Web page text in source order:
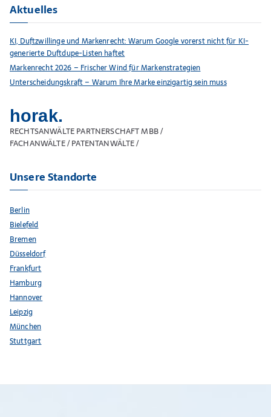
Aktuelles
KI, Duftzwillinge und Markenrecht: Warum Google vorerst nicht für KI-
generierte Duftdupe-Listen haftet
Markenrecht 2026 – Frischer Wind für Markenstrategien
Unterscheidungskraft – Warum Ihre Marke einzigartig sein muss
horak.
RECHTSANWÄLTE PARTNERSCHAFT MBB /
FACHANWÄLTE / PATENTANWÄLTE /
Unsere Standorte
Berlin
Bielefeld
Bremen
Düsseldorf
Frankfurt
Hamburg
Hannover
Leipzig
München
Stuttgart